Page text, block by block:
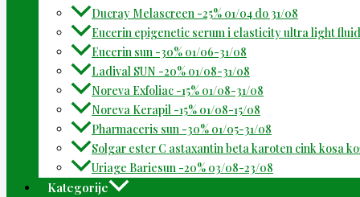
Ducray Melascreen -25% 01/04 do 31/08
Eucerin epigenetic serum i elasticity ultra light
Eucerin sun -30% 01/06-31/08
Ladival SUN -20% 01/08-31/08
Noreva Exfoliac -15% 01/08-31/08
Noreva Kerapil -15% 01/08-15/08
Pharmaceris sun -30% 01/05-31/08
Solgar ester C astaxantin beta karoten cink kosa
Uriage Bariesun -20% 03/08-23/08
Kategorije